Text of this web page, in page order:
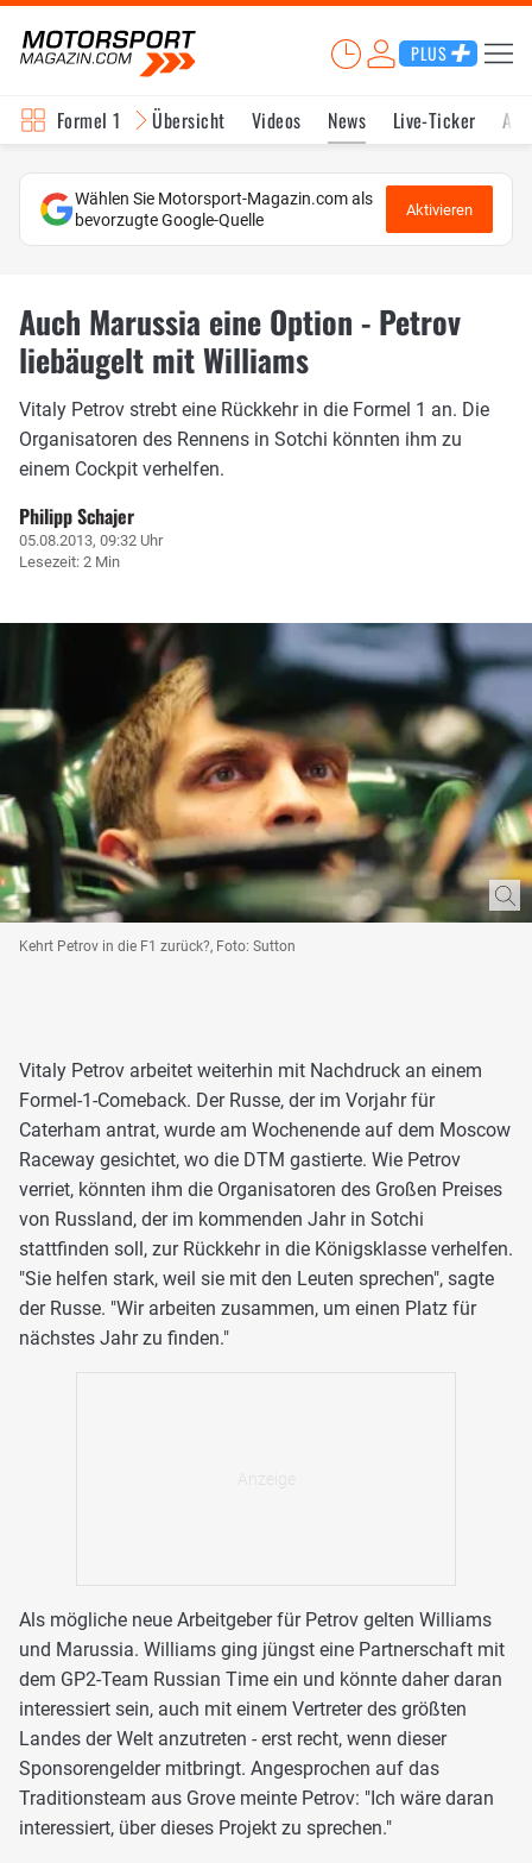
PLUS
Formel 1 Übersicht Videos News Live-Ticker
Wählen Sie Motorsport-Magazin.com als
bevorzugte Google-Quelle
Aktivieren
Auch Marussia eine Option - Petrov
liebäugelt mit Williams
Vitaly Petrov strebt eine Rückkehr in die Formel 1 an. Die
Organisatoren des Rennens in Sotchi könnten ihm zu
einem Cockpit verhelfen.
Philipp Schajer
05.08.2013, 09:32 Uhr
Lesezeit: 2 Min
Kehrt Petrov in die F1 zurück?, Foto: Sutton
Vitaly Petrov arbeitet weiterhin mit Nachdruck an einem
Formel-1-Comeback. Der Russe, der im Vorjahr für
Caterham antrat, wurde am Wochenende auf dem Moscow
Raceway gesichtet, wo die DTM gastierte. Wie Petrov
verriet, könnten ihm die Organisatoren des Großen Preises
von Russland, der im kommenden Jahr in Sotchi
stattfinden soll, zur Rückkehr in die Königsklasse verhelfen.
"Sie helfen stark, weil sie mit den Leuten sprechen", sagte
der Russe. "Wir arbeiten zusammen, um einen Platz für
nächstes Jahr zu finden."
Als mögliche neue Arbeitgeber für Petrov gelten Williams
und Marussia. Williams ging jüngst eine Partnerschaft mit
dem GP2-Team Russian Time ein und könnte daher daran
interessiert sein, auch mit einem Vertreter des größten
Landes der Welt anzutreten - erst recht, wenn dieser
Sponsorengelder mitbringt. Angesprochen auf das
Traditionsteam aus Grove meinte Petrov: "Ich wäre daran
interessiert, über dieses Projekt zu sprechen."